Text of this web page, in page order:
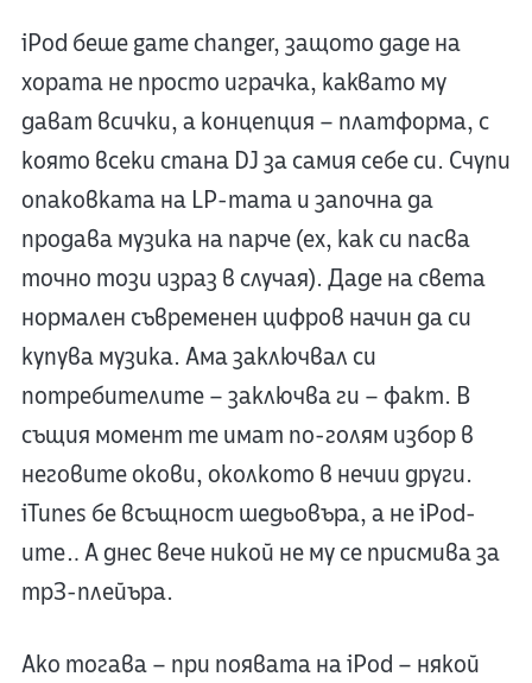
iPod беше game changer, защото даде на
хората не просто играчка, каквато му
дават всички, а концепция – платформа, с
която всеки стана DJ за самия себе си. Счупи
опаковката на LP-тата и започна да
продава музика на парче (ех, как си пасва
точно този израз в случая). Даде на света
нормален съвременен цифров начин да си
купува музика. Ама заключвал си
потребителите – заключва ги – факт. В
същия момент те имат по-голям избор в
неговите окови, околкото в нечии други.
iTunes бе всъщност шедьовъра, а не iPod-
ите… А днес вече никой не му се присмива за
mp3-плейъра.
Ако тогава – при появата на iPod – някой